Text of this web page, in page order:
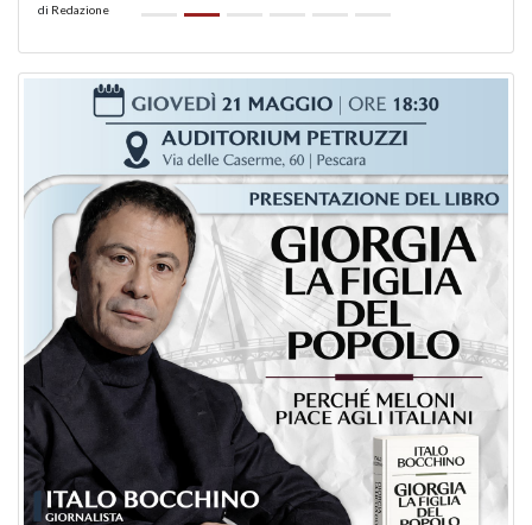
di Redazione